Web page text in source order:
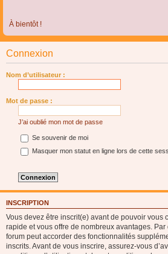
À bientôt !
Connexion
Nom d’utilisateur :
Mot de passe :
J’ai oublié mon mot de passe
Se souvenir de moi
Masquer mon statut en ligne lors de cette
INSCRIPTION
Vous devez être inscrit(e) avant de pouvoir vous
rapide et vous offre de nombreux avantages. Par
forum peut accorder des fonctionnalités
inscrits. Avant de vous inscrire, assurez-vous